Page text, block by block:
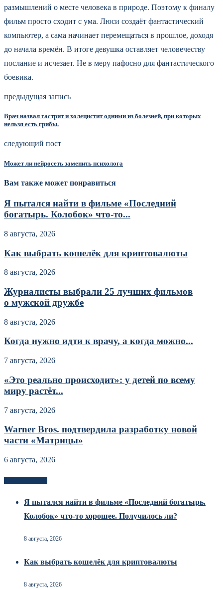
размышлений о месте человека в природе. Поэтому к финалу
фильм просто сходит с ума. Люси создаёт фантастический
компьютер, а сама начинает перемещаться в прошлое, доходя
до начала времён. В итоге девушка оставляет человечеству
послание и исчезает. Не в меру пафосно для фантастического
боевика.
предыдущая запись
Врач назвал гастрит и холецистит одними из болезней, при которых
нельзя есть грибы.
следующий пост
Может ли нейросеть заменить психолога
Вам также может понравиться
Я пытался найти в фильме «Последний
богатырь. Колобок» что-то...
8 августа, 2026
Как выбрать кошелёк для криптовалюты
8 августа, 2026
Журналисты выбрали 25 лучших фильмов
о мужской дружбе
8 августа, 2026
Когда нужно идти к врачу, а когда можно...
7 августа, 2026
«Это реально происходит»: у детей по всему
миру растёт...
7 августа, 2026
Warner Bros. подтвердила разработку новой
части «Матрицы»
6 августа, 2026
Я пытался найти в фильме «Последний богатырь.
Колобок» что-то хорошее. Получилось ли?
8 августа, 2026
Как выбрать кошелёк для криптовалюты
8 августа, 2026